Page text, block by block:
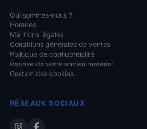
Qui sommes-nous ?
Horaires
Mentions légales
Conditions générales de ventes
Politique de confidentialité
Reprise de votre ancien matériel
Gestion des cookies
RÉSEAUX SOCIAUX